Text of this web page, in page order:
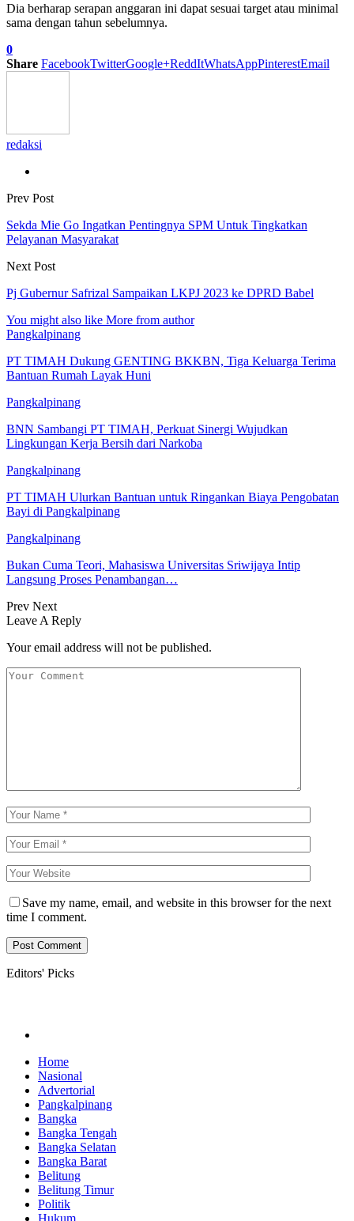
Dia berharap serapan anggaran ini dapat sesuai target atau minimal
sama dengan tahun sebelumnya.
0
Share FacebookTwitterGoogle+ReddItWhatsAppPinterestEmail
redaksi
Prev Post
Sekda Mie Go Ingatkan Pentingnya SPM Untuk Tingkatkan
Pelayanan Masyarakat
Next Post
Pj Gubernur Safrizal Sampaikan LKPJ 2023 ke DPRD Babel
You might also like More from author
Pangkalpinang
PT TIMAH Dukung GENTING BKKBN, Tiga Keluarga Terima
Bantuan Rumah Layak Huni
Pangkalpinang
BNN Sambangi PT TIMAH, Perkuat Sinergi Wujudkan
Lingkungan Kerja Bersih dari Narkoba
Pangkalpinang
PT TIMAH Ulurkan Bantuan untuk Ringankan Biaya Pengobatan
Bayi di Pangkalpinang
Pangkalpinang
Bukan Cuma Teori, Mahasiswa Universitas Sriwijaya Intip
Langsung Proses Penambangan…
Prev Next
Leave A Reply
Your email address will not be published.
Save my name, email, and website in this browser for the next
time I comment.
Editors' Picks
Home
Nasional
Advertorial
Pangkalpinang
Bangka
Bangka Tengah
Bangka Selatan
Bangka Barat
Belitung
Belitung Timur
Politik